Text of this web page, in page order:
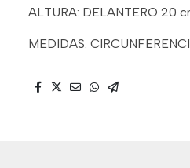
ALTURA: DELANTERO 20
MEDIDAS: